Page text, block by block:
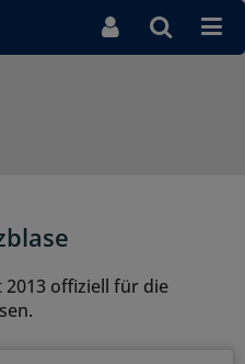
offiziell für die